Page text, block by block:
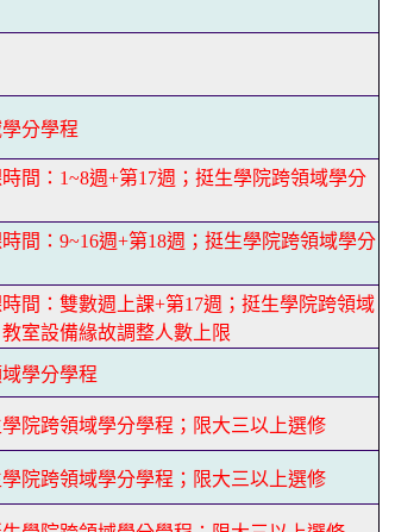
分學程
間：1~8週+第17週；挺生學院跨領域學分
間：9~16週+第18週；挺生學院跨領域學分
間：雙數週上課+第17週；挺生學院跨領域
室設備緣故調整人數上限
學分學程
院跨領域學分學程；限大三以上選修
院跨領域學分學程；限大三以上選修